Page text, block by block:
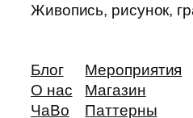
Живопись, рисунок,
Блог
О нас
ЧаВо
Мероприятия
Магазин
Паттерны